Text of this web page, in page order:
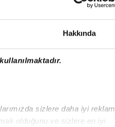
Hakkında
sizlere daha iyi reklam
olduğunu ve sizlere en iyi